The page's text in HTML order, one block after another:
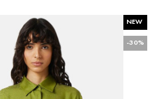
NEW
-30%